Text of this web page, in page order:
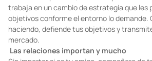
trabaja en un cambio de estrategia que les
objetivos conforme el entorno lo demande.
haciendo, defiende tus objetivos y
mercado.
Las relaciones importan y mucho